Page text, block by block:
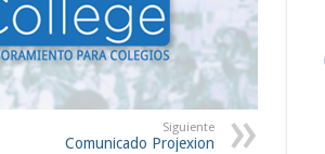
Siguiente
Comunicado Projexion